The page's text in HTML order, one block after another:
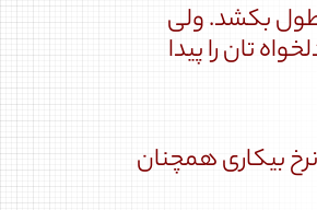
بکشد. ولی
تان را پیدا
بیکاری همچنان